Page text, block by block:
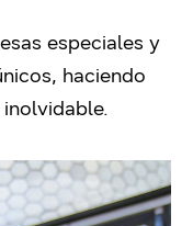
especiales y
haciendo